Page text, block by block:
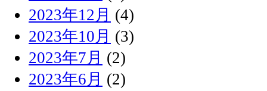
2023年12月 (4)
2023年10月 (3)
2023年7月 (2)
2023年6月 (2)